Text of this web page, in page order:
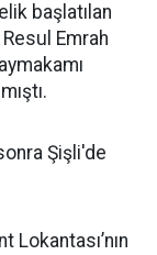
başlatılan
Emrah
Şişli'de
Lokantası’nın